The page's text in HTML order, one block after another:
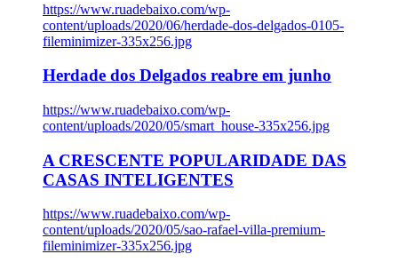
https://www.ruadebaixo.com/wp-
content/uploads/2020/06/herdade-dos-delgados-0105-
fileminimizer-335x256.jpg
Herdade dos Delgados reabre em junho
https://www.ruadebaixo.com/wp-
content/uploads/2020/05/smart_house-335x256.jpg
A CRESCENTE POPULARIDADE DAS
CASAS INTELIGENTES
https://www.ruadebaixo.com/wp-
content/uploads/2020/05/sao-rafael-villa-premium-
fileminimizer-335x256.jpg